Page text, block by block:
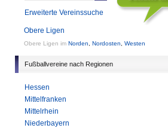
Erweiterte Vereinssuche
Obere Ligen
Obere Ligen im Norden Nordosten Westen
Fußballvereine nach Regionen
Hessen
Mittelfranken
Mittelrhein
Niederbayern